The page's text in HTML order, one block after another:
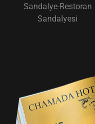
Sandalye-Restoran
Sandalyesi